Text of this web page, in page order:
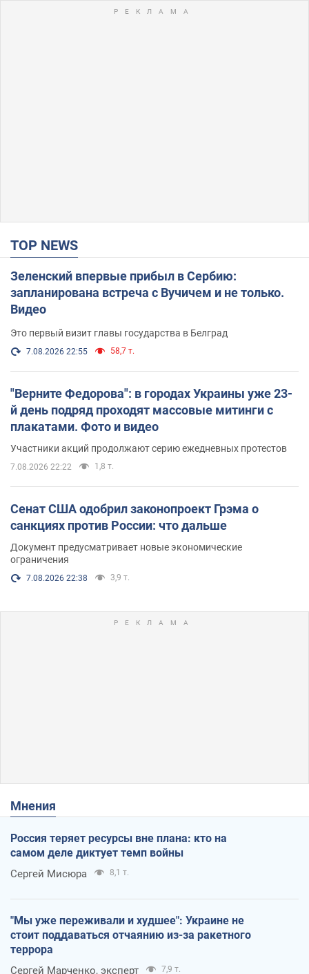
TOP NEWS
Зеленский впервые прибыл в Сербию:
запланирована встреча с Вучичем и не только.
Видео
Это первый визит главы государства в Белград
7.08.2026 22:55 58,7 т.
"Верните Федорова": в городах Украины уже 23-
й день подряд проходят массовые митинги с
плакатами. Фото и видео
Участники акций продолжают серию ежедневных протестов
7.08.2026 22:22 1,8 т.
Сенат США одобрил законопроект Грэма о
санкциях против России: что дальше
Документ предусматривает новые экономические
ограничения
7.08.2026 22:38 3,9 т.
Мнения
Россия теряет ресурсы вне плана: кто на
самом деле диктует темп войны
Сергей Мисюра 8,1 т.
"Мы уже переживали и худшее": Украине не
стоит поддаваться отчаянию из-за ракетного
террора
Сергей Марченко, эксперт 7,9 т.